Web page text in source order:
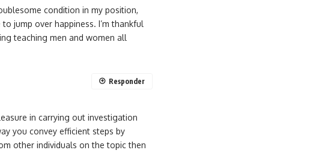
condition in my position,
jump over happiness. I’m thankful
teaching men and women all
in carrying out investigation
you convey efficient steps by
other individuals on the topic then
Responder